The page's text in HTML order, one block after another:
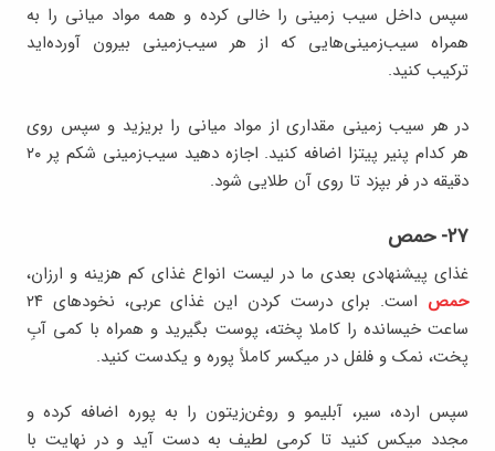
سپس داخل سیب زمینی را خالی کرده و همه مواد میانی را به
همراه سیب‌زمینی‌هایی که از هر سیب‌زمینی بیرون آورده‌اید
ترکیب کنید.
در هر سیب زمینی مقداری از مواد میانی را بریزید و سپس روی
هر کدام پنیر پیتزا اضافه کنید. اجازه دهید سیب‌زمینی شکم پر ۲۰
دقیقه در فر بپزد تا روی آن طلایی شود.
۲۷- حمص
غذای پیشنهادی بعدی ما در لیست انواع غذای کم هزینه و ارزان،
حمص
است. برای درست کردن این غذای عربی، نخودهای ۲۴
ساعت خیسانده را کاملا پخته، پوست بگیرید و همراه با کمی آبِ
پخت، نمک و فلفل در میکسر کاملاً پوره و یکدست کنید.
سپس ارده، سیر، آبلیمو و روغن‌زیتون را به پوره اضافه کرده و
مجدد میکس کنید تا کرمی لطیف به دست آید و در نهایت با